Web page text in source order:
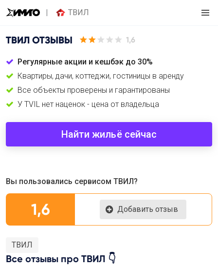
ТВИЛ
ТВИЛ ОТЗЫВЫ 1,6
Регулярные акции и кешбэк до 30%
Квартиры, дачи, коттеджи, гостиницы в аренду
Все объекты проверены и гарантированы
У TVIL нет наценок - цена от владельца
Найти жильё сейчас
Вы пользовались сервисом ТВИЛ?
1,6 Добавить отзыв
ТВИЛ
Все отзывы про ТВИЛ 👇